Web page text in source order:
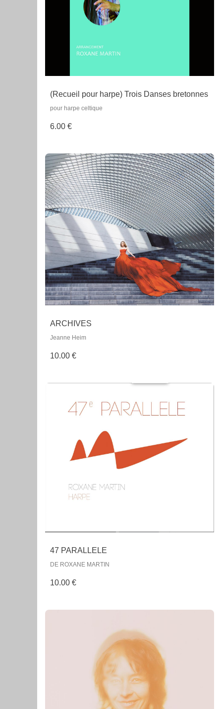
(Recueil pour harpe) Trois Danses bretonnes
pour harpe celtique
6.00 €
ARCHIVES
Jeanne Heim
10.00 €
47 PARALLELE
DE ROXANE MARTIN
10.00 €